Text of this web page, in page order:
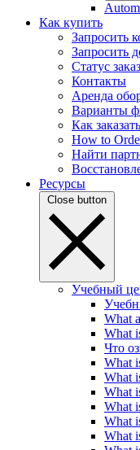
Как купить
Запросить
Запросить
Статус
Контакты
Аренда
Варианты
Как заказать
How to
Найти
Ресурсы
Close button
Учебный
What
What
Что
What
What
What
What
What
What